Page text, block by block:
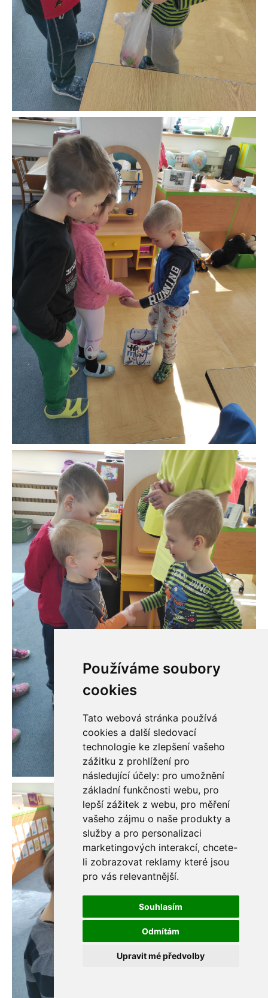
Používáme soubory
cookies
Tato webová stránka používá
cookies a další sledovací
technologie ke zlepšení vašeho
zážitku z prohlížení pro
následující účely: pro umožnění
základní funkčnosti webu, pro
lepší zážitek z webu, pro měření
vašeho zájmu o naše produkty a
služby a pro personalizaci
marketingových interakcí, chcete-
li zobrazovat reklamy které jsou
pro vás relevantnější.
Souhlasím
Odmítám
Upravit mé předvolby